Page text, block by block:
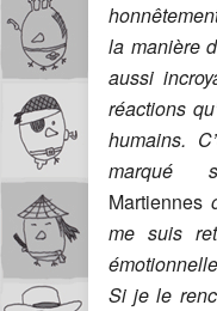
la manière
aussi
réactions
humains.
Martiennes
me suis
Si je le